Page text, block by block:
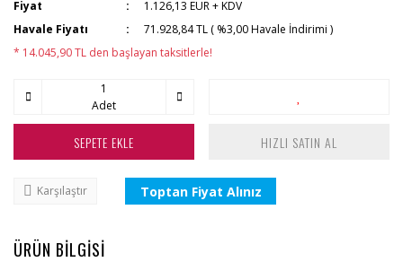
Fiyat
1.126,13 EUR + KDV
Havale Fiyatı
71.928,84 TL ( %3,00 Havale İndirimi )
* 14.045,90 TL den başlayan taksitlerle!
Adet
SEPETE EKLE HIZLI SATIN AL
Karşılaştır Toptan Fiyat Alınız
ÜRÜN BİLGİSİ